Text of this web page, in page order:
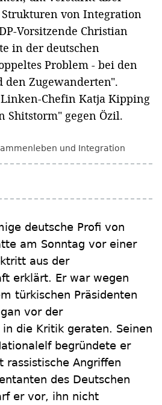
von Integration
Vorsitzende Christian
in der deutschen
Problem - bei den
den Zugewanderten".
Chefin Katja Kipping
Shitstorm" gegen Özil.
und Integration
deutsche Profi von
am Sonntag vor einer
aus der
erklärt. Er war wegen
türkischen Präsidenten
vor der
die Kritik geraten. Seinen
begründete er
rassistische Angriffen
des Deutschen
er vor, ihn nicht